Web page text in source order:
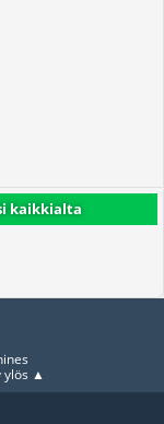
kaikkialta
ylös ▲